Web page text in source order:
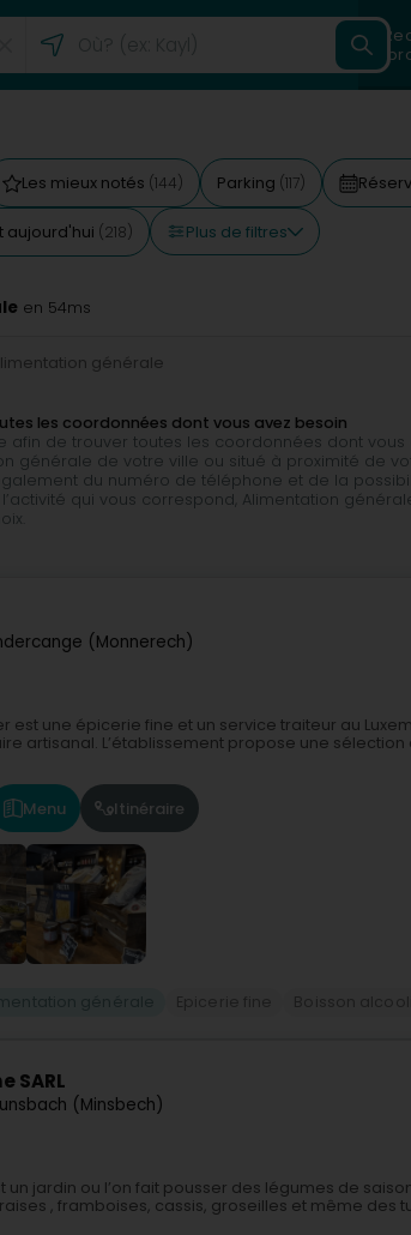
Les mieux notés (144) Parking (117)
aujourd'hui (218) Plus de filtres
en 54ms
générale
les coordonnées dont vous avez besoin
afin de trouver toutes les coordonnées dont vous
générale de votre ville ou situé à proximité de
du numéro de téléphone et de la
qui vous correspond, Alimentation
(Monnerech)
est une épicerie fine et un service traiteur au
artisanal. L’établissement propose une
Menu Itinéraire
SARL
(Minsbech)
un jardin ou l’on fait pousser des légumes de
, framboises, cassis, groseilles et même des